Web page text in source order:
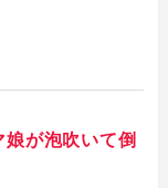
が泡吹いて倒